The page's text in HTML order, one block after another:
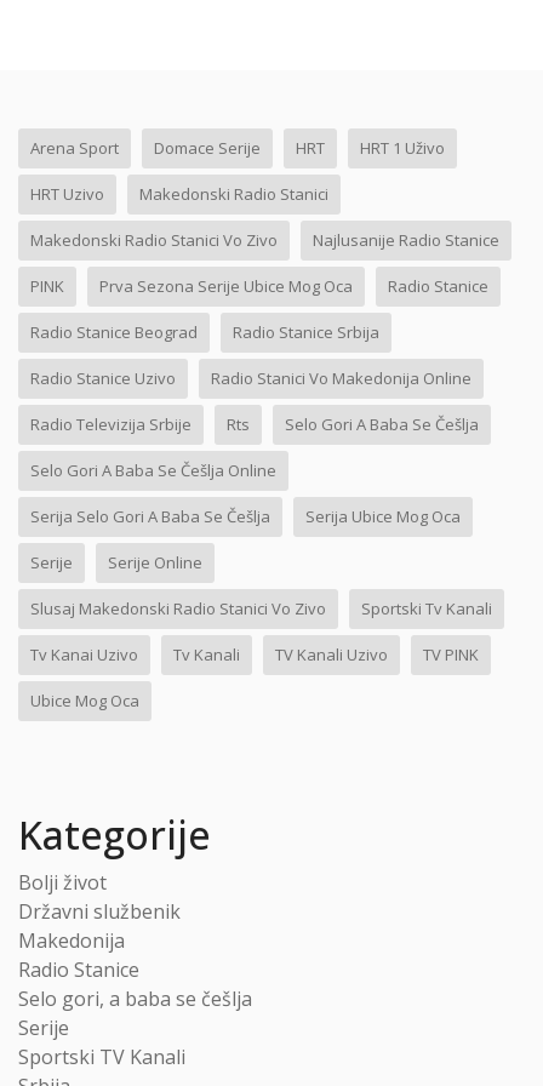
Arena Sport Domace Serije HRT HRT 1 Uživo
HRT Uzivo Makedonski Radio Stanici
Makedonski Radio Stanici Vo Zivo Najlusanije Radio Stanice
PINK Prva Sezona Serije Ubice Mog Oca Radio Stanice
Radio Stanice Beograd Radio Stanice Srbija
Radio Stanice Uzivo Radio Stanici Vo Makedonija Online
Radio Televizija Srbije Rts Selo Gori A Baba Se Češlja
Selo Gori A Baba Se Češlja Online
Serija Selo Gori A Baba Se Češlja Serija Ubice Mog Oca
Serije Serije Online
Slusaj Makedonski Radio Stanici Vo Zivo Sportski Tv Kanali
Tv Kanai Uzivo Tv Kanali TV Kanali Uzivo TV PINK
Ubice Mog Oca
Kategorije
Bolji život
Državni službenik
Makedonija
Radio Stanice
Selo gori, a baba se češlja
Serije
Sportski TV Kanali